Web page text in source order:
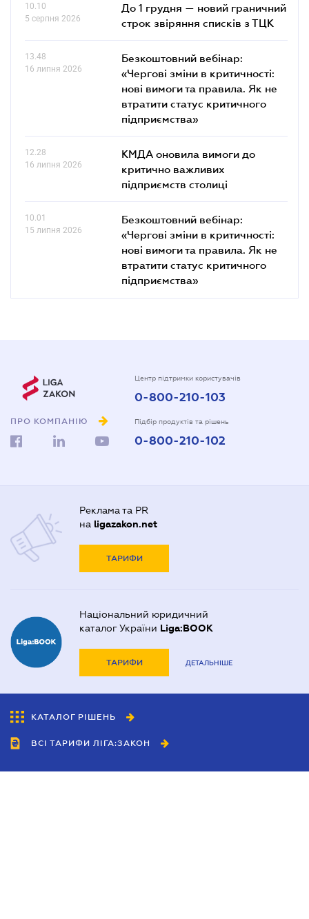
10.10
5 серпня 2026
До 1 грудня — новий граничний
строк звіряння списків з ТЦК
13.48
16 липня 2026
Безкоштовний вебінар:
«Чергові зміни в критичності:
нові вимоги та правила. Як не
втратити статус критичного
підприємства»
12.28
16 липня 2026
КМДА оновила вимоги до
критично важливих
підприємств столиці
10.01
15 липня 2026
Безкоштовний вебінар:
«Чергові зміни в критичності:
нові вимоги та правила. Як не
втратити статус критичного
підприємства»
ПРО КОМПАНІЮ
Центр підтримки користувачів
0-800-210-103
Підбір продуктів та рішень
0-800-210-102
Реклама та PR
на ligazakon.net
ТАРИФИ
Національний юридичний
каталог України Liga:BOOK
ТАРИФИ ДЕТАЛЬНІШЕ
КАТАЛОГ РІШЕНЬ
ВСІ ТАРИФИ ЛІГА:ЗАКОН